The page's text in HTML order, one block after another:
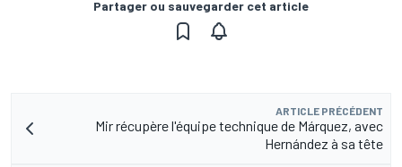
Partager ou sauvegarder cet article
ARTICLE PRÉCÉDENT
Mir récupère l'équipe technique de Márquez, avec
Hernández à sa tête